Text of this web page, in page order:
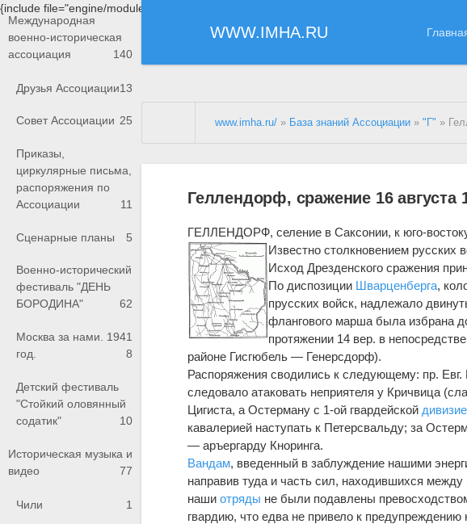
{include file="engine/modules/saperu/head.php"}
WWW.IMHA.RU
Международная
военно-историческая
ассоциация
140
Друзья Ассоциации13
Совет Ассоциации 25
Приказы,
циркулярные письма,
распоряжения по
Ассоциации
11
Сценарные планы 5
Военно-исторический
фестиваль "ДЕНЬ
БОРОДИНА"
62
Москва за нами. 1941
год.
8
Детский фестиваль
"Стойкий оловянный
содатик"
10
Историческая музыка и
видео
77
Чили 1
www.imha.ru/ » База знаний Ассоциации »"Г" »
Геллендорф, сражение 16 августа
ГЕЛЛЕНДОРФ, селение в Саксонии, к юго-
Известно столкновением русских
Исход Дрезденского сражения
По диспозиции Шварценберга,
прусских войск, надлежало
флангового марша была избрана
протяжении 14 вер. в
районе Гисгюбель — Генерсдорф).
Распоряжения сводились к следующему: пр.
следовало атаковать неприятеля у Кричвица
Цигиста, а Остерману с 1-ой гвардейской
кавалерией наступать к Петерсвальду; за
— аръергарду Кноринга.
Вандам, введенный в заблуждение нашими
направив туда и часть сил, находившихся
нашиотряды не были подавлены
гвардию, что едва не привело к